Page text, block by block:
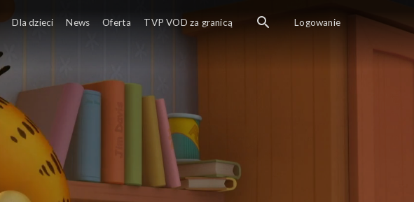
Dla dzieci News Oferta TVP VOD za granicą Logowanie